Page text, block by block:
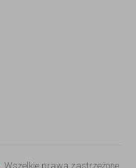
. Wszelkie prawa zastrzeżone.